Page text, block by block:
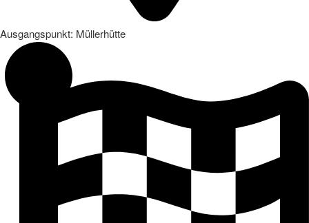
Ausgangspunkt: Müllerhütte